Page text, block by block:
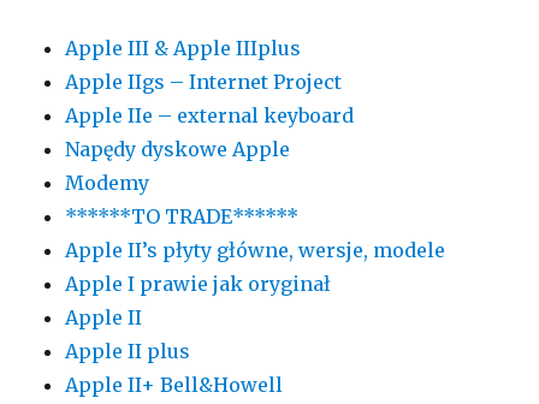
Apple III & Apple IIIplus
Apple IIgs – Internet Project
Apple IIe – external keyboard
Napędy dyskowe Apple
Modemy
******TO TRADE******
Apple II’s płyty główne, wersje, modele
Apple I prawie jak oryginał
Apple II
Apple II plus
Apple II+ Bell&Howell